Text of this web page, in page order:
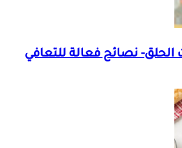
الحلق- نصائح فعالة للتعافي